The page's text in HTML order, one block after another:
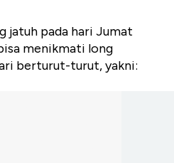
jatuh pada hari Jumat
menikmati long
berturut-turut, yakni: